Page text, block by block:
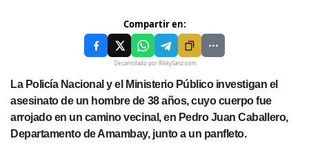
Compartir en:
Desarrollado por RikkySanz.com
La Policía Nacional y el Ministerio Público investigan el
asesinato de un hombre de 38 años, cuyo cuerpo fue
arrojado en un camino vecinal, en Pedro Juan Caballero,
Departamento de Amambay, junto a un panfleto.